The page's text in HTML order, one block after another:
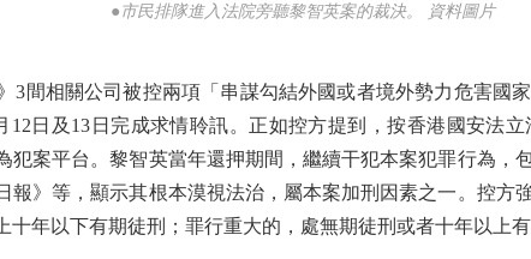
●市民排隊進入法院旁聽黎智英案的裁決。 資料圖片
相關公司被控兩項「串謀勾結外國或者境外勢力危害國
日及13日完成求情聆訊。正如控方提到，按香港國安法
犯案平台。黎智英當年還押期間，繼續干犯本案犯罪行為，
報》等，顯示其根本漠視法治，屬本案加刑因素之一。控方
年以下有期徒刑；罪行重大的，處無期徒刑或者十年以上有